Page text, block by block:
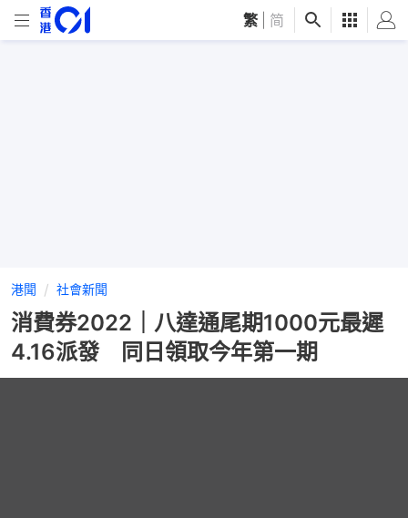
繁 简
港聞 社會新聞
消費券2022｜八達通尾期1000元最遲
4.16派發 同日領取今年第一期